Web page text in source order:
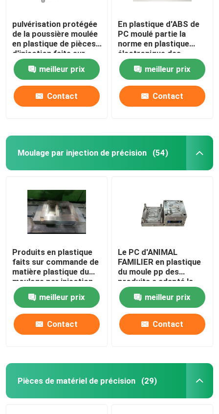
pulvérisation protégée
de la poussière moulée
en plastique de pièces
d'injection faite sur
commande de PA de
PC de 500K pp
meilleur prix
Contact
En plastique d'ABS de
PC moulé partie la
norme en plastique
électronique des
pièces LKM
meilleur prix
Contact
Moulage par injection de précision (54)
Produits en plastique
faits sur commande de
matière plastique du
moulage par injection
PA6 GF30/ABS/PP
meilleur prix
Contact
Le PC d'ANIMAL
FAMILIER en plastique
du moule pp des
produits a adapté la
conception aux
besoins du client 3D
pour l'usage quotidien
meilleur prix
Contact
Pièces de matériel de précision (29)